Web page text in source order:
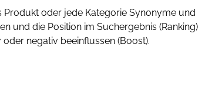
Produkt oder jede Kategorie Synonyme und
und die Position im Suchergebnis (Ranking)
negativ beeinflussen (Boost).